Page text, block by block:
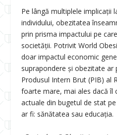
Pe lângă multiplele implicații
individului, obezitatea
prin prisma impactului pe
societății. Potrivit World
doar impactul economic
suprapondere și obezitate ar
Produsul Intern Brut (PIB) al
foarte mare, mai ales dacă îl
actuale din bugetul de stat
ar fi: sănătatea sau educația.